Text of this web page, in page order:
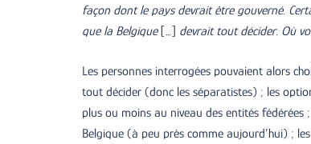
façon dont le pays devrait être gouverné.
que la Belgique[…] devrait tout décider. Où
Les personnes interrogées pouvaient alors
tout décider (donc les séparatistes) ; les
plus ou moins au niveau des entités
Belgique (à peu près comme aujourd’hui) ;